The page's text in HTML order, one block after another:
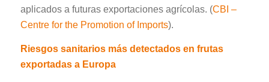
aplicados a futuras exportaciones agrícolas. (CBI –
Centre for the Promotion of Imports).
Riesgos sanitarios más detectados en frutas
exportadas a Europa